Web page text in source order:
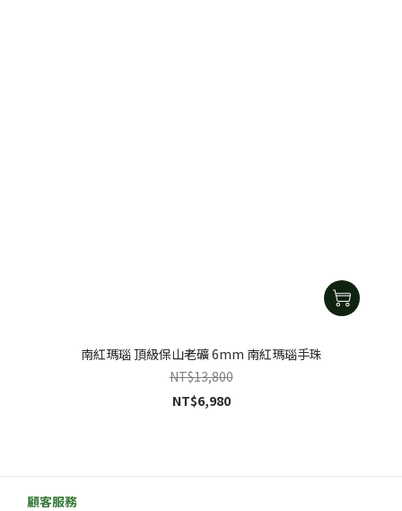
南紅瑪瑙 頂級保山老礦 6mm 南紅瑪瑙手珠
NT$13,800
NT$6,980
顧客服務